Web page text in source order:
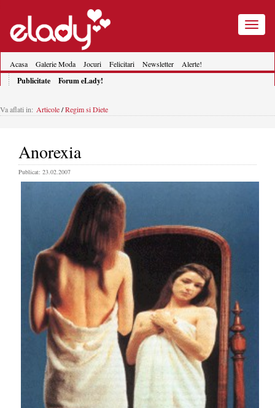
Toggle
Acasa Galerie Moda Jocuri Felicitari Newsletter Alerte!
Publicitate Forum eLady!
Va aflati in: Articole/Regim si Diete
Anorexia
Publicat: 23.02.2007